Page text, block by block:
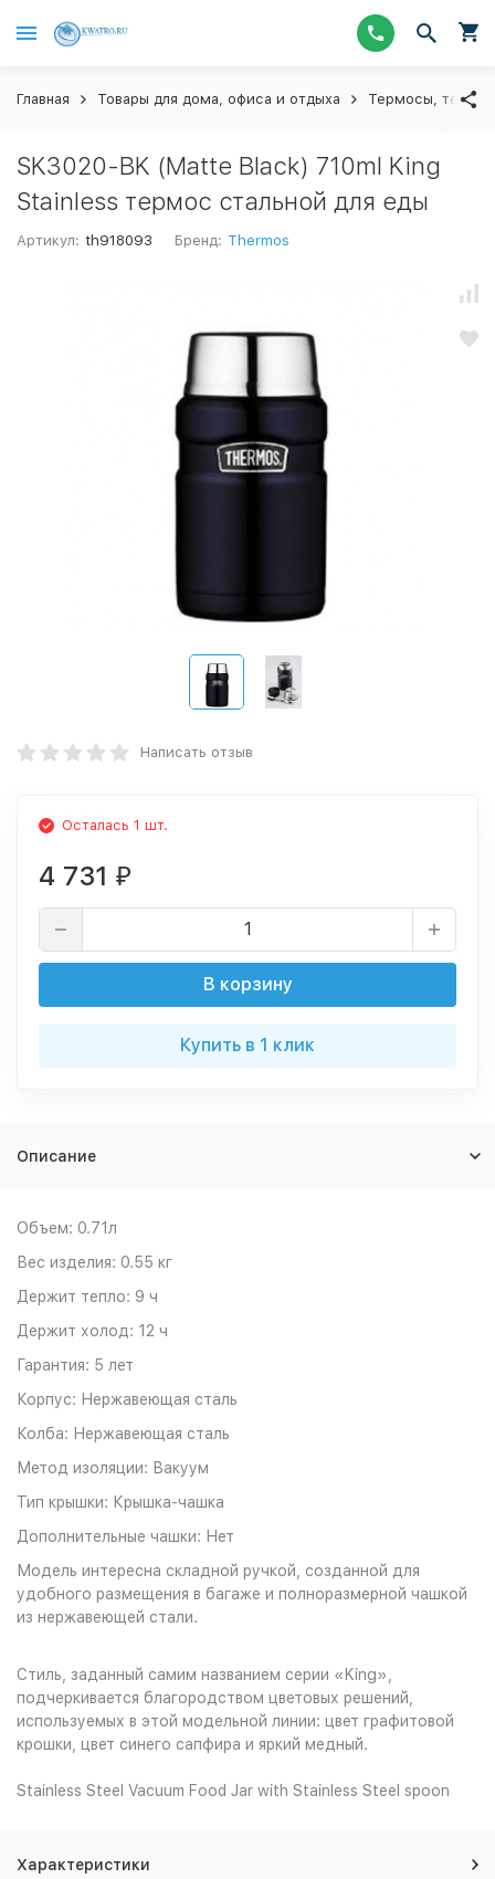
Главная Товары для дома, офиса и отдыха Термосы,
SK3020-BK (Matte Black) 710ml King
Stainless термос стальной для еды
Артикул: th918093 Бренд: Thermos
Написать отзыв
Осталась 1 шт.
4 731 ₽
В корзину
Купить в 1 клик
Описание
Объем: 0.71л
Вес изделия: 0.55 кг
Держит тепло: 9 ч
Держит холод: 12 ч
Гарантия: 5 лет
Корпус: Нержавеющая сталь
Колба: Нержавеющая сталь
Метод изоляции: Вакуум
Тип крышки: Крышка-чашка
Дополнительные чашки: Нет
Модель интересна складной ручкой, созданной для
удобного размещения в багаже и полноразмерной чашкой
из нержавеющей стали.
Стиль, заданный самим названием серии «King»,
подчеркивается благородством цветовых решений,
используемых в этой модельной линии: цвет графитовой
крошки, цвет синего сапфира и яркий медный.
Stainless Steel Vacuum Food Jar with Stainless Steel spoon
Характеристики